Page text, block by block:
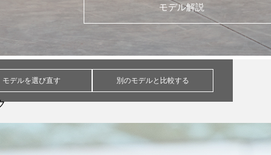
モデル解説
モデルを選び直す 別のモデルと比較する